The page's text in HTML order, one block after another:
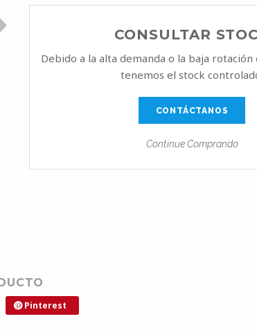
CONSULTAR
Debido a la alta demanda o la baja
tenemos el stock
CONTÁCTANOS
Continue Comprando
Pinterest